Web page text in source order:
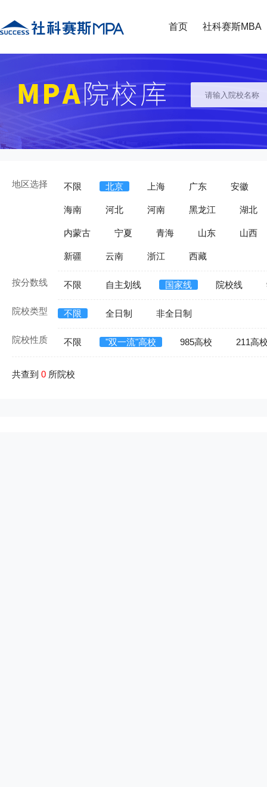
首页 社科赛斯MBA
地区选择 不限 北京 上海 广东 安徽
海南 河北 河南 黑龙江 湖北
内蒙古 宁夏 青海 山东 山西
新疆 云南 浙江 西藏
按分数线 不限 自主划线 国家线 院校线
院校类型 不限 全日制 非全日制
院校性质 不限 "双一流"高校 985高校 211高
共查到 0 所院校